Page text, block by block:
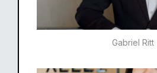
Gabriel Ritt